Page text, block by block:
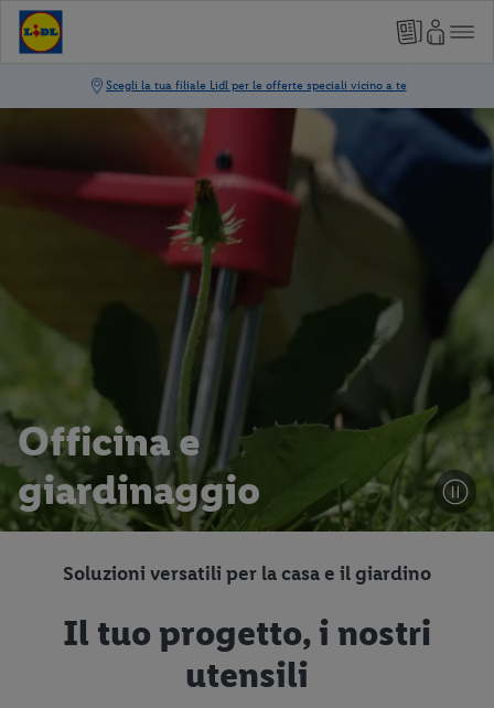
Officina e
giardinaggio
Soluzioni versatili per la casa e il giardino
Il tuo progetto, i nostri
utensili